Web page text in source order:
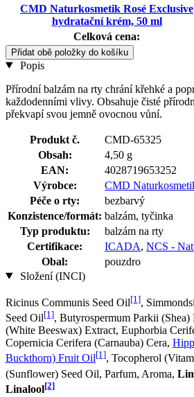
CMD Naturkosmetik Rosé Exclusive
hydratační krém, 50 ml
Celková cena:
Přidat obě položky do košíku
Popis
Přírodní balzám na rty chrání křehké a
každodenními vlivy. Obsahuje čisté
překvapí svou jemně ovocnou vůní.
Produkt č.
CMD-65325
Obsah:
4,50 g
EAN:
4028719653252
Výrobce:
CMD
Péče o rty:
bezbarvý
Konzistence/formát: balzám, tyčinka
Typ produktu:
balzám na rty
Certifikace:
ICADA, NCS -
Obal:
pouzdro
Složení (INCI)
Ricinus Communis Seed Oil[1],
Seed Oil[1], Butyrospermum Parkii (Shea)
(White Beeswax) Extract, Euphorbia
Copernicia Cerifera (Carnauba) Cera,
Buckthorn) Fruit Oil[1], Tocopherol
(Sunflower) Seed Oil, Parfum, Aroma,
Linalool[2]